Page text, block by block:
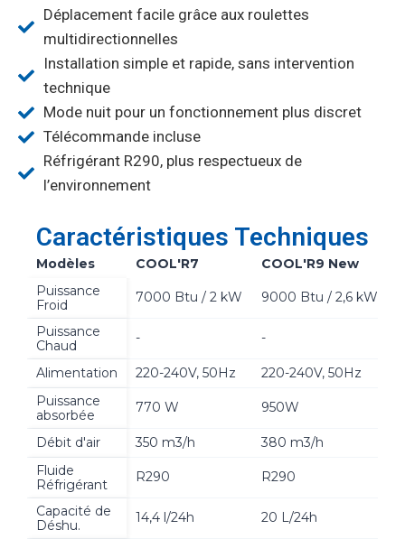
Déplacement facile grâce aux roulettes
multidirectionnelles
Installation simple et rapide, sans intervention
technique
Mode nuit pour un fonctionnement plus discret
Télécommande incluse
Réfrigérant R290, plus respectueux de
l’environnement
Caractéristiques Techniques
Modèles COOL'R7 COOL'R9 New
Puissance
Froid
7000 Btu / 2 kW 9000 Btu / 2,6 kW
Puissance
Chaud
- -
Alimentation 220-240V, 50Hz 220-240V, 50Hz
Puissance
absorbée
770 W 950W
Débit d'air 350 m3/h 380 m3/h
Fluide
Réfrigérant
R290 R290
Capacité de
Déshu.
14,4 l/24h 20 L/24h